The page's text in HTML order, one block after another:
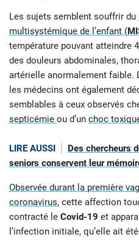
Les sujets semblent souffrir du
multisystémique de l’enfant (
température pouvant atteindre
des douleurs abdominales,
artérielle anormalement faible.
les médecins ont également
semblables à ceux observés
septicémie ou d’un choc
LIRE AUSSI
Des chercheurs
seniors conservent leur
Observée durant la première
coronavirus, cette affection
contracté le Covid-19 et
l’infection initiale, qu’elle ait